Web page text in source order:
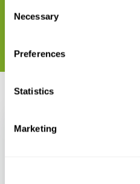
Selection
Necessary
Preferences
Statistics
Marketing
Zuletzt angesehen